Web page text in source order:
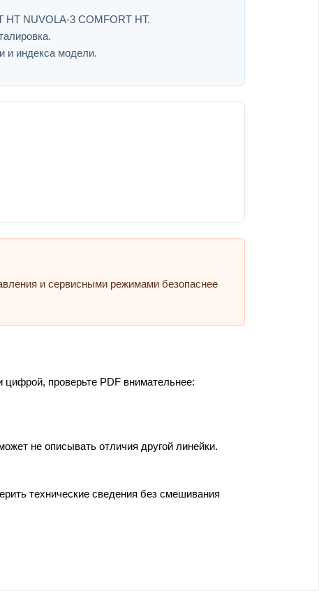
HT NUVOLA-3 COMFORT HT.
и индекса модели.
и сервисными режимами безопаснее
проверьте PDF внимательнее:
не описывать отличия другой линейки.
технические сведения без смешивания